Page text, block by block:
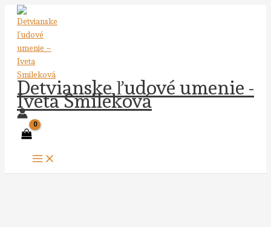
Preskočiť
obsah
Detvianske ľudové umenie -
Iveta Smileková